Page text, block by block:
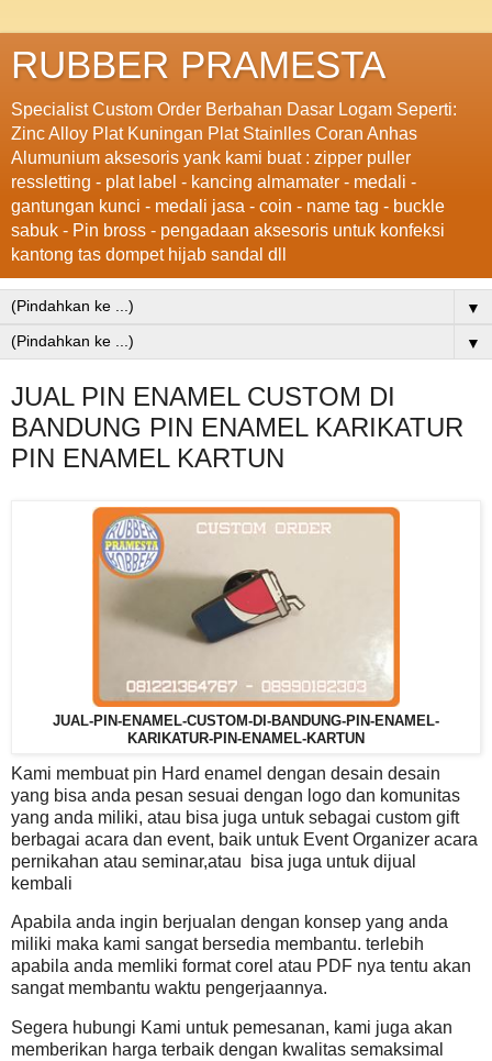
RUBBER PRAMESTA
Specialist Custom Order Berbahan Dasar Logam Seperti:
Zinc Alloy Plat Kuningan Plat Stainlles Coran Anhas
Alumunium aksesoris yank kami buat : zipper puller
ressletting - plat label - kancing almamater - medali -
gantungan kunci - medali jasa - coin - name tag - buckle
sabuk - Pin bross - pengadaan aksesoris untuk konfeksi
kantong tas dompet hijab sandal dll
▼
▼
JUAL PIN ENAMEL CUSTOM DI
BANDUNG PIN ENAMEL KARIKATUR
PIN ENAMEL KARTUN
JUAL-PIN-ENAMEL-CUSTOM-DI-BANDUNG-PIN-ENAMEL-
KARIKATUR-PIN-ENAMEL-KARTUN
Kami membuat pin Hard enamel dengan desain desain
yang bisa anda pesan sesuai dengan logo dan komunitas
yang anda miliki, atau bisa juga untuk sebagai custom gift
berbagai acara dan event, baik untuk Event Organizer acara
pernikahan atau seminar,atau
bisa juga untuk dijual
kembali
Apabila anda ingin berjualan dengan konsep yang anda
miliki maka kami sangat bersedia membantu. terlebih
apabila anda memliki format corel atau PDF nya tentu akan
sangat membantu waktu pengerjaannya.
Segera hubungi Kami untuk pemesanan, kami juga akan
memberikan harga terbaik dengan kwalitas semaksimal